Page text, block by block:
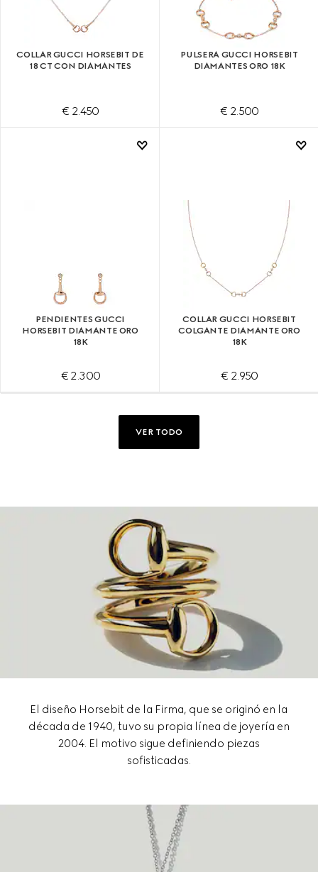
COLLAR GUCCI HORSEBIT DE
18 CT CON DIAMANTES
€ 2.450
PULSERA GUCCI HORSEBIT
DIAMANTES ORO 18K
€ 2.500
PENDIENTES GUCCI
HORSEBIT DIAMANTE ORO
18K
€ 2.300
COLLAR GUCCI HORSEBIT
COLGANTE DIAMANTE ORO
18K
€ 2.950
VER TODO
El diseño Horsebit de la Firma, que se originó en la
década de 1940, tuvo su propia línea de joyería en
2004. El motivo sigue definiendo piezas
sofisticadas.